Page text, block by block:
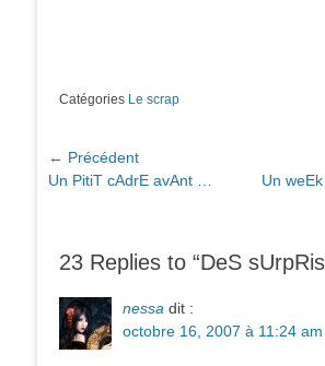
Catégories Le scrap
Navigation
de
← Précédent
Article
Un PitiT cAdrE avAnt …
Article
Un
23 Replies to “DeS
nessa dit :
octobre 16, 2007 à 11:24 am